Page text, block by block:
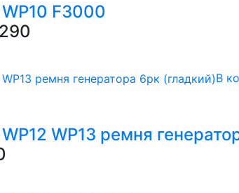
F3000
В
WP13 ремня